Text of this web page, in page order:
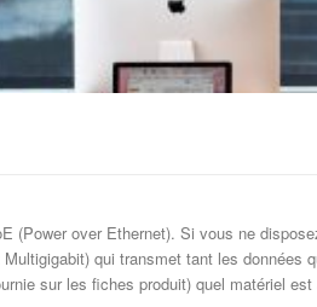
(Power over Ethernet). Si vous ne
qui transmet tant les données
sur les fiches produit) quel matériel